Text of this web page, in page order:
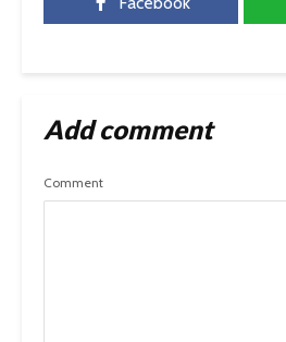
Add comment
Comment